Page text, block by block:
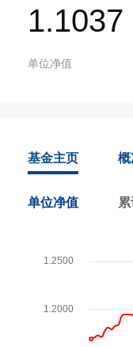
1.1037
单位净值
基金主页 概
单位净值